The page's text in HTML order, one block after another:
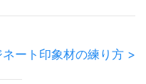
ネート印象材の練り方 >